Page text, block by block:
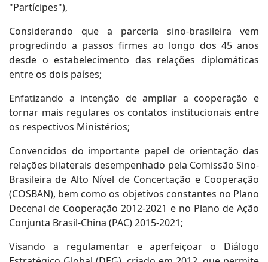
"Partícipes"),
Considerando que a parceria sino-brasileira vem
progredindo a passos firmes ao longo dos 45 anos
desde o estabelecimento das relações diplomáticas
entre os dois países;
Enfatizando a intenção de ampliar a cooperação e
tornar mais regulares os contatos institucionais entre
os respectivos Ministérios;
Convencidos do importante papel de orientação das
relações bilaterais desempenhado pela Comissão Sino-
Brasileira de Alto Nível de Concertação e Cooperação
(COSBAN), bem como os objetivos constantes no Plano
Decenal de Cooperação 2012-2021 e no Plano de Ação
Conjunta Brasil-China (PAC) 2015-2021;
Visando a regulamentar e aperfeiçoar o Diálogo